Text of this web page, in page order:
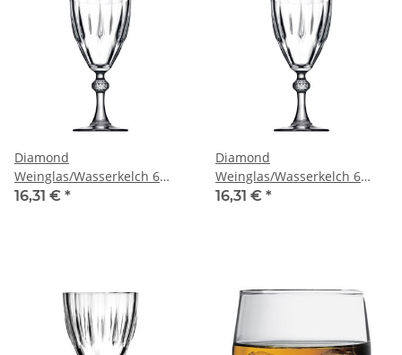
Diamond
Weinglas/Wasserkelch 6
Stück
16,31 € *
Diamond
Weinglas/Wasserkelch 6
Stück
16,31 € *